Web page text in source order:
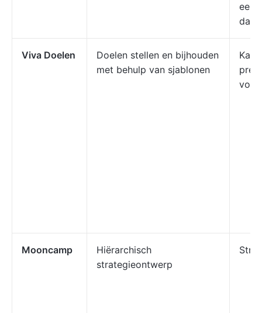
een
Viva Doelen
Doelen stellen en bijhouden
met behulp van sjablonen
voor
Mooncamp
Hiërarchisch
strategieontwerp